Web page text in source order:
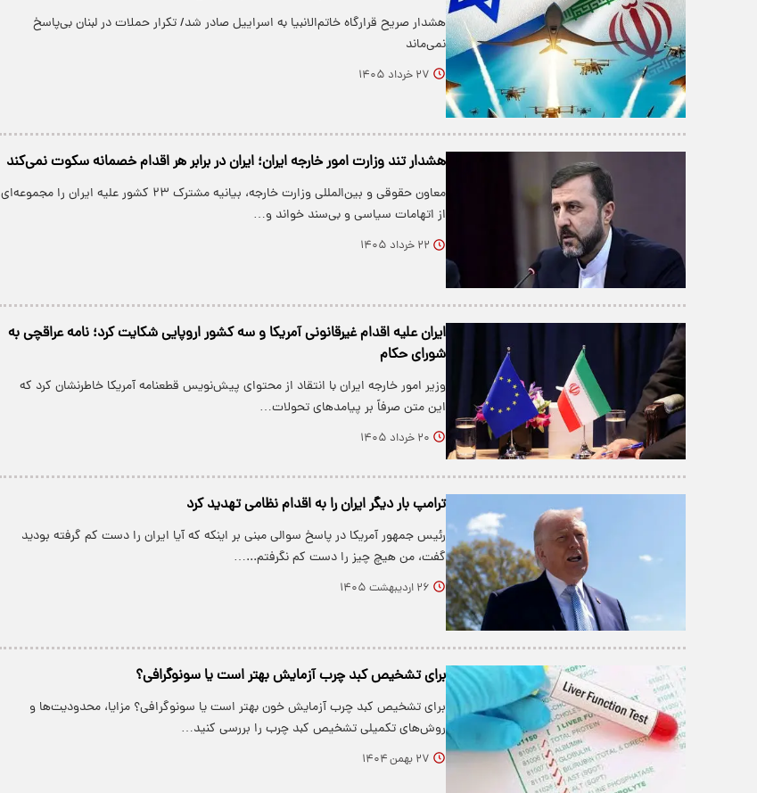
هشدار صریح قرارگاه خاتم‌الانبیا به اسراییل صادر شد/ تکرار حملات در لبنان بی‌پاسخ
نمی‌ماند
۲۷ خرداد ۱۴۰۵
هشدار تند وزارت امور خارجه ایران؛ ایران در برابر هر اقدام خصمانه سکوت نمی‌کند
معاون حقوقی و بین‌المللی وزارت خارجه، بیانیه مشترک ۲۳ کشور علیه ایران را مجموعه‌ای
از اتهامات سیاسی و بی‌سند خواند و…
۲۲ خرداد ۱۴۰۵
ایران علیه اقدام غیرقانونی آمریکا و سه کشور اروپایی شکایت کرد؛ نامه عراقچی به
شورای حکام
وزیر امور خارجه ایران با انتقاد از محتوای پیش‌نویس قطعنامه آمریکا خاطرنشان کرد که
این متن صرفاً بر پیامدهای تحولات…
۲۰ خرداد ۱۴۰۵
ترامپ بار دیگر ایران را به اقدام نظامی تهدید کرد
رئیس جمهور آمریکا در پاسخ سوالی مبنی بر اینکه که آیا ایران را دست کم گرفته بودید
گفت، من هیچ چیز را دست کم نگرفتم...…
۲۶ اردیبهشت ۱۴۰۵
برای تشخیص کبد چرب آزمایش بهتر است یا سونوگرافی؟
برای تشخیص کبد چرب آزمایش خون بهتر است یا سونوگرافی؟ مزایا، محدودیت‌ها و
روش‌های تکمیلی تشخیص کبد چرب را بررسی کنید…
۲۷ بهمن ۱۴۰۴